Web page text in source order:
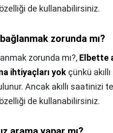
de kullanabilirsiniz.
zorunda mı?
zorunda mı?, Elbette
ihtiyaçları yok çünkü
Ancak akıllı saatinizi
de kullanabilirsiniz.